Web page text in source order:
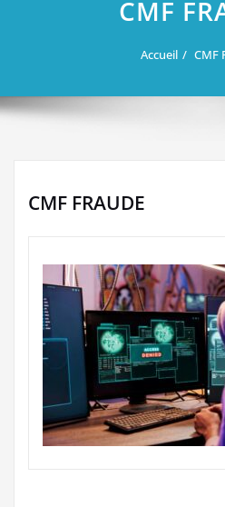
CMF
Accueil CMF
CMF FRAUDE